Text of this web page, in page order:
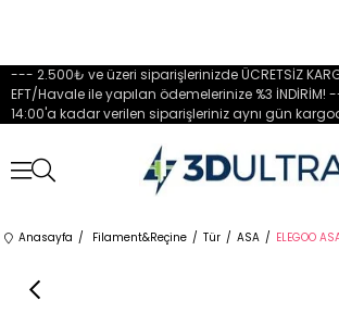
--- 2.500₺ ve üzeri siparişlerinizde ÜCRETSİZ
EFT/Havale ile yapılan ödemelerinize %3
14:00'a kadar verilen siparişleriniz aynı gün
Anasayfa Filament&Reçine Tür ASA ELEGOO